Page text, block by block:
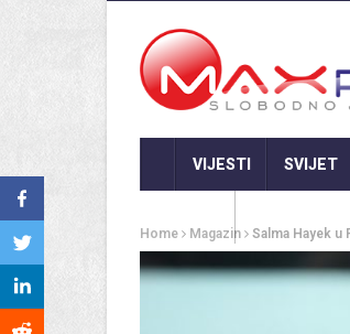
VIJESTI SVIJET
Home Magazin Salma Hayek u